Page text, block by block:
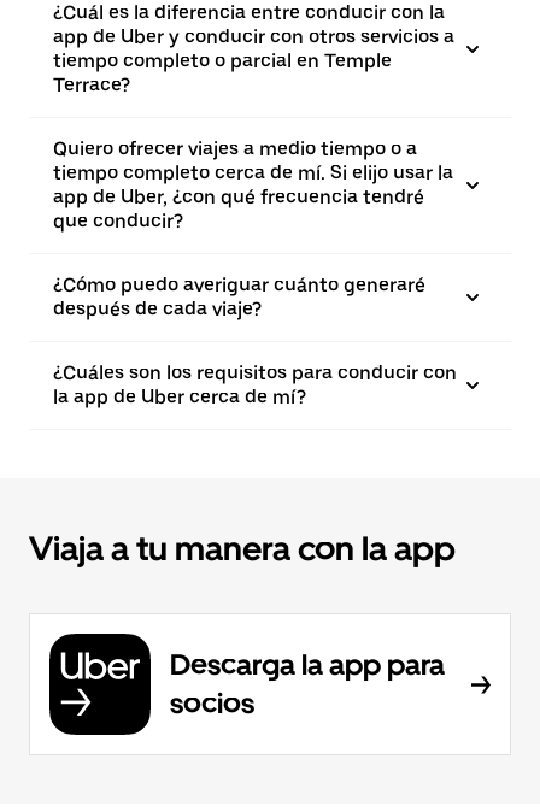
¿Cuál es la diferencia entre conducir con la
app de Uber y conducir con otros servicios a
tiempo completo o parcial en Temple
Terrace?
Quiero ofrecer viajes a medio tiempo o a
tiempo completo cerca de mí. Si elijo usar la
app de Uber, ¿con qué frecuencia tendré
que conducir?
¿Cómo puedo averiguar cuánto generaré
después de cada viaje?
¿Cuáles son los requisitos para conducir con
la app de Uber cerca de mí?
Viaja a tu manera con la app
Descarga la app para
socios